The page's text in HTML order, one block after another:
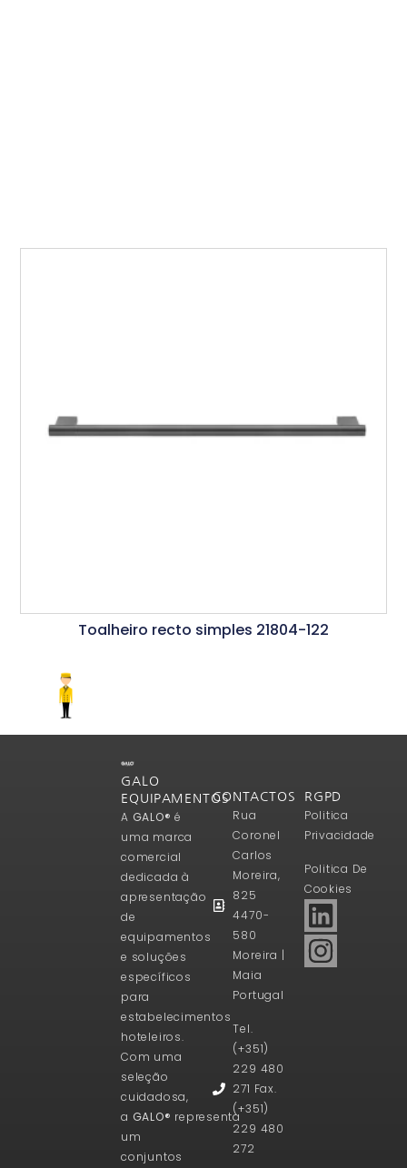
Toalheiro recto simples 21804-122
GALO
EQUIPAMENTOS
A GALO® é
uma marca
comercial
dedicada à
apresentação
de
equipamentos
e soluções
específicos
para
estabelecimentos
hoteleiros.
Com uma
seleção
cuidadosa,
a GALO® representa
um
conjuntos
CONTACTOS
Rua
Coronel
Carlos
Moreira,
825
4470-
580
Moreira |
Maia
Portugal
Tel.
(+351)
229 480
271 Fax.
(+351)
229 480
272
RGPD
Politica
Privacidade
Politica De
Cookies